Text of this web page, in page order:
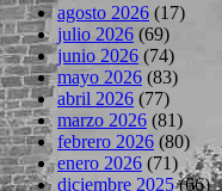
agosto 2026 (17)
julio 2026 (69)
junio 2026 (74)
mayo 2026 (83)
abril 2026 (77)
marzo 2026 (81)
febrero 2026 (80)
enero 2026 (71)
diciembre 2025(66)